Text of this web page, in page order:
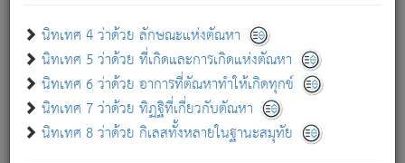
นิทเทศ 4 ว่าด้วย ลักษณะแห่งตัณหา
นิทเทศ 5 ว่าด้วย ที่เกิดและการเกิดแห่งตัณหา
นิทเทศ 6 ว่าด้วย อาการที่ตัณหาทำให้เกิดทุกข์
นิทเทศ 7 ว่าด้วย ทิฏฐิที่เกี่ยวกับตัณหา
นิทเทศ 8 ว่าด้วย กิเลสทั้งหลายในฐานะสมุทัย
อย่างนี้อยู่; เขาย่อมละภวตัณหาได้ และไม่เพลิดเพลินวิภวตัณหา
ด้วย.
ความดับเพราะความสำรอกไม่เหลือ (แห่งภพทั้งหลาย)
เพราะความสิ้นไปแห่งตัณหาโดยประการทั้งปวง นั้นคือ
นิพพาน.
ภพใหม่ย่อมไม่มีแก่ภิกษุนั้น ผู้ดับเย็นสนิทแล้ว เพราะไม่มี